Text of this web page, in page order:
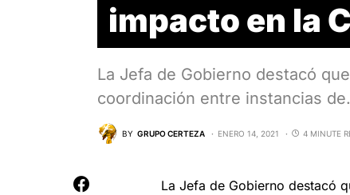
impacto en la
La Jefa de Gobierno destacó
coordinación entre instancias
BY GRUPO CERTEZA ENERO 14, 2021 4 MINUTE
La Jefa de Gobierno destacó